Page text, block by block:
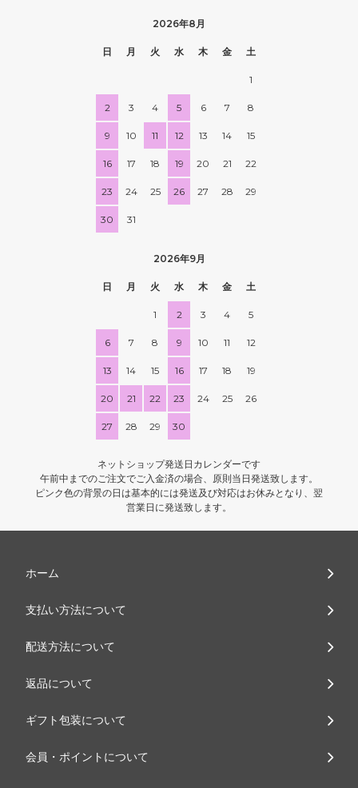
2026年8月
日 月 火 水 木 金 土
1
2 3 4 5 6 7 8
9 10 11 12 13 14 15
16 17 18 19 20 21 22
23 24 25 26 27 28 29
30 31
2026年9月
日 月 火 水 木 金 土
1 2 3 4 5
6 7 8 9 10 11 12
13 14 15 16 17 18 19
20 21 22 23 24 25 26
27 28 29 30
ネットショップ発送日カレンダーです
午前中までのご注文でご入金済の場合、原則当日発送致します。
ピンク色の背景の日は基本的には発送及び対応はお休みとなり、翌
営業日に発送致します。
ホーム
支払い方法について
配送方法について
返品について
ギフト包装について
会員・ポイントについて